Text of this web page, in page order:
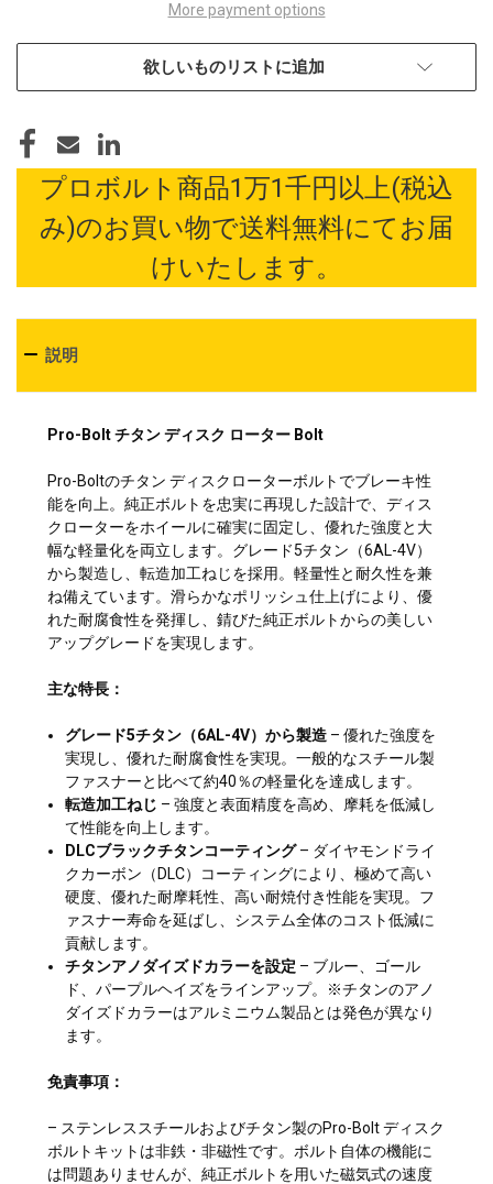
More payment options
欲しいものリストに追加
プロボルト商品1万1千円以上(税込
み)のお買い物で送料無料にてお届
けいたします。
説明
Pro-Bolt チタン ディスク ローター Bolt
Pro-Boltのチタン ディスクローターボルトでブレーキ性
能を向上。純正ボルトを忠実に再現した設計で、ディス
クローターをホイールに確実に固定し、優れた強度と大
幅な軽量化を両立します。グレード5チタン（6AL-4V）
から製造し、転造加工ねじを採用。軽量性と耐久性を兼
ね備えています。滑らかなポリッシュ仕上げにより、優
れた耐腐食性を発揮し、錆びた純正ボルトからの美しい
アップグレードを実現します。
主な特長：
グレード5チタン（6AL-4V）から製造 – 優れた強度を
実現し、優れた耐腐食性を実現。一般的なスチール製
ファスナーと比べて約40％の軽量化を達成します。
転造加工ねじ – 強度と表面精度を高め、摩耗を低減し
て性能を向上します。
DLCブラックチタンコーティング– ダイヤモンドライ
クカーボン（DLC）コーティングにより、極めて高い
硬度、優れた耐摩耗性、高い耐焼付き性能を実現。フ
ァスナー寿命を延ばし、システム全体のコスト低減に
貢献します。
チタンアノダイズドカラーを設定 – ブルー、ゴール
ド、パープルヘイズをラインアップ。※チタンのアノ
ダイズドカラーはアルミニウム製品とは発色が異なり
ます。
免責事項：
– ステンレススチールおよびチタン製のPro-Bolt ディスク
ボルトキットは非鉄・非磁性です。ボルト自体の機能に
は問題ありませんが、純正ボルトを用いた磁気式の速度